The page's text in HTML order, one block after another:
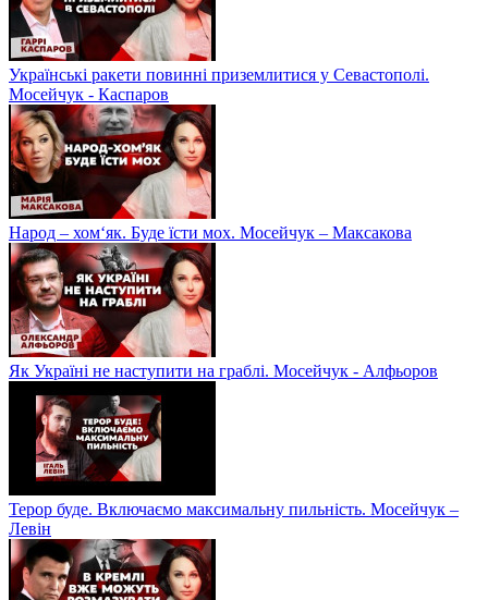
Українські ракети повинні приземлитися у Севастополі.
Мосейчук - Каспаров
Народ – хом‘як. Буде їсти мох. Мосейчук – Максакова
Як Україні не наступити на граблі. Мосейчук - Алфьоров
Терор буде. Включаємо максимальну пильність. Мосейчук –
Левін